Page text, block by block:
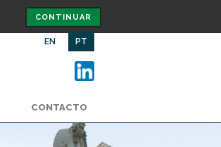
CONTINUAR
EN PT
CONTACTO